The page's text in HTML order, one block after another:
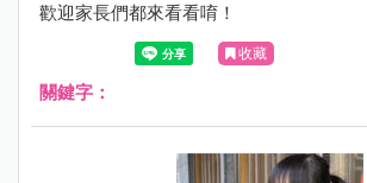
歡迎家長們都來看看唷！
收藏
關鍵字：